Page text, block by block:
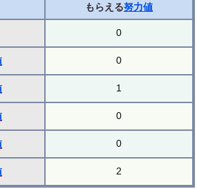
もらえる努力値
0
0
1
0
0
2